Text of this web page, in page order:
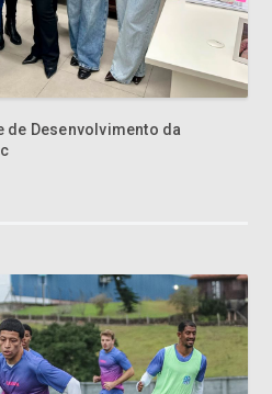
de Desenvolvimento da